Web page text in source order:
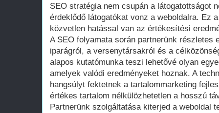
SEO stratégia nem csupán a látogatottságot
érdeklődő látogatókat vonz a weboldalra. Ez
közvetlen hatással van az értékesítési
A SEO folyamata során partnerünk részletes
iparágról, a versenytársakról és a
alapos kutatómunka teszi lehetővé olyan
amelyek valódi eredményeket hoznak. A
hangsúlyt fektetnek a tartalommarketing
értékes tartalom nélkülözhetetlen a hosszú
Partnerünk szolgáltatása kiterjed a weboldal